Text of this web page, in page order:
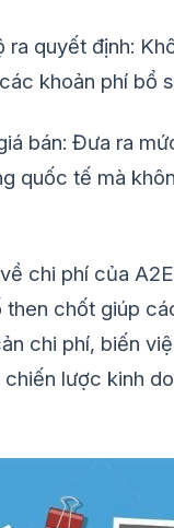
ra quyết định:
khoản phí bổ
bán: Đưa ra
quốc tế mà
chi phí của
then chốt giúp
chi phí, biến
lược kinh